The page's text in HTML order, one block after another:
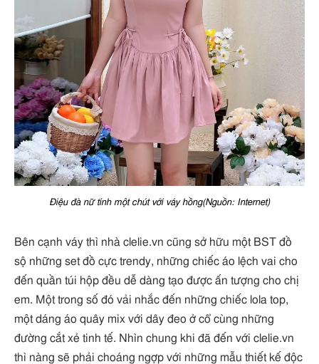
Điệu đà nữ tính một chút với váy hồng(Nguồn: Internet)
Bên cạnh váy thì nhà clelie.vn cũng sở hữu một BST đồ
sộ những set đồ cực trendy, những chiếc áo lệch vai cho
đến quần túi hộp đều dễ dàng tạo được ấn tượng cho chị
em. Một trong số đó vải nhắc đến những chiếc lola top,
một dáng áo quây mix với dây đeo ở cổ cùng những
đường cắt xẻ tinh tế. Nhìn chung khi đã đến với clelie.vn
thì nàng sẽ phải choáng ngợp với những mẫu thiết kế độc